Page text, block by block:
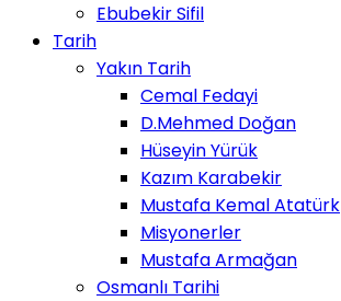
Ebubekir Sifil
Tarih
Yakın Tarih
Cemal Fedayi
D.Mehmed Doğan
Hüseyin Yürük
Kazım Karabekir
Mustafa Kemal Atatürk
Misyonerler
Mustafa Armağan
Osmanlı Tarihi